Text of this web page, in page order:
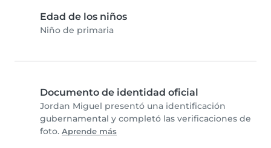
Edad de los niños
Niño de primaria
Documento de identidad oficial
Jordan Miguel presentó una identificación
gubernamental y completó las verificaciones de
foto. Aprende más